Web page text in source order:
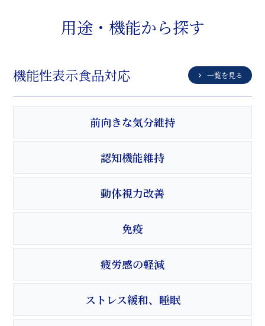
用途・機能から探す
機能性表示食品対応 一覧を見る
前向きな気分維持
認知機能維持
動体視力改善
免疫
疲労感の軽減
ストレス緩和、睡眠